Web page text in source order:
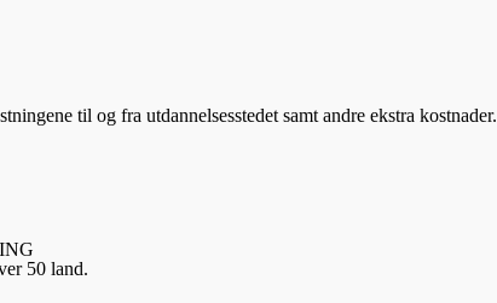
til og fra utdannelsesstedet samt andre ekstra kostnader.
50 land.